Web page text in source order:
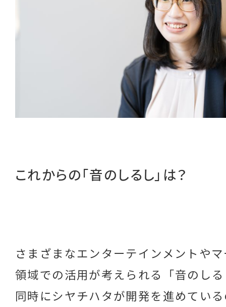
これからの「音のしるし」は？
さまざまなエンターテインメントや
領域での活用が考えられる「音のし
同時にシヤチハタが開発を進めてい